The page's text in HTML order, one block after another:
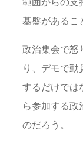
基盤があるこ
政治集会で怒
り、デモで動
するだけでは
ら参加する政
のだろう。